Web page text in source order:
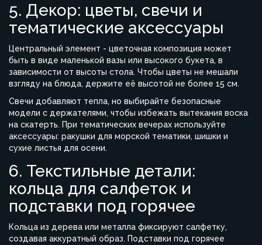
5. Декор: цветы, свечи и
тематические аксессуары
Центральный элемент - цветочная композиция может
быть в виде маленькой вазы или высокого букета, в
зависимости от высоты стола. Чтобы цветы не мешали
взгляду на блюда, держите её высотой не более 15 см.
Свечи добавляют тепла, но выбирайте безопасные
модели с держателями, чтобы избежать вытекания воска
на скатерть. При тематических вечерах используйте
аксессуары: ракушки для морской тематики, шишки и
сухие листья для осени.
6. Текстильные детали:
кольца для салфеток и
подставки под горячее
Кольца из дерева или металла фиксируют салфетку,
создавая аккуратный образ. Подставки под горячее